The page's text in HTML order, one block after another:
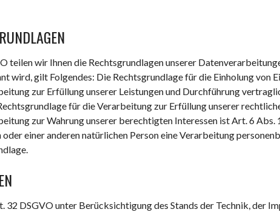
teilen wir Ihnen die Rechtsgrundlagen unserer
wird, gilt Folgendes: Die Rechtsgrundlage für die Einholung von
zur Erfüllung unserer Leistungen und Durchführung
für die Verarbeitung zur Erfüllung unserer
zur Wahrung unserer berechtigten Interessen ist Art. 6 Abs.
einer anderen natürlichen Person eine Verarbeitung
DSGVO unter Berücksichtigung des Stands der Technik, der